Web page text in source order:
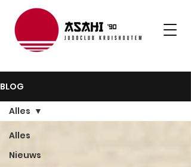
BLOG
Alles
Nieuws
Alles